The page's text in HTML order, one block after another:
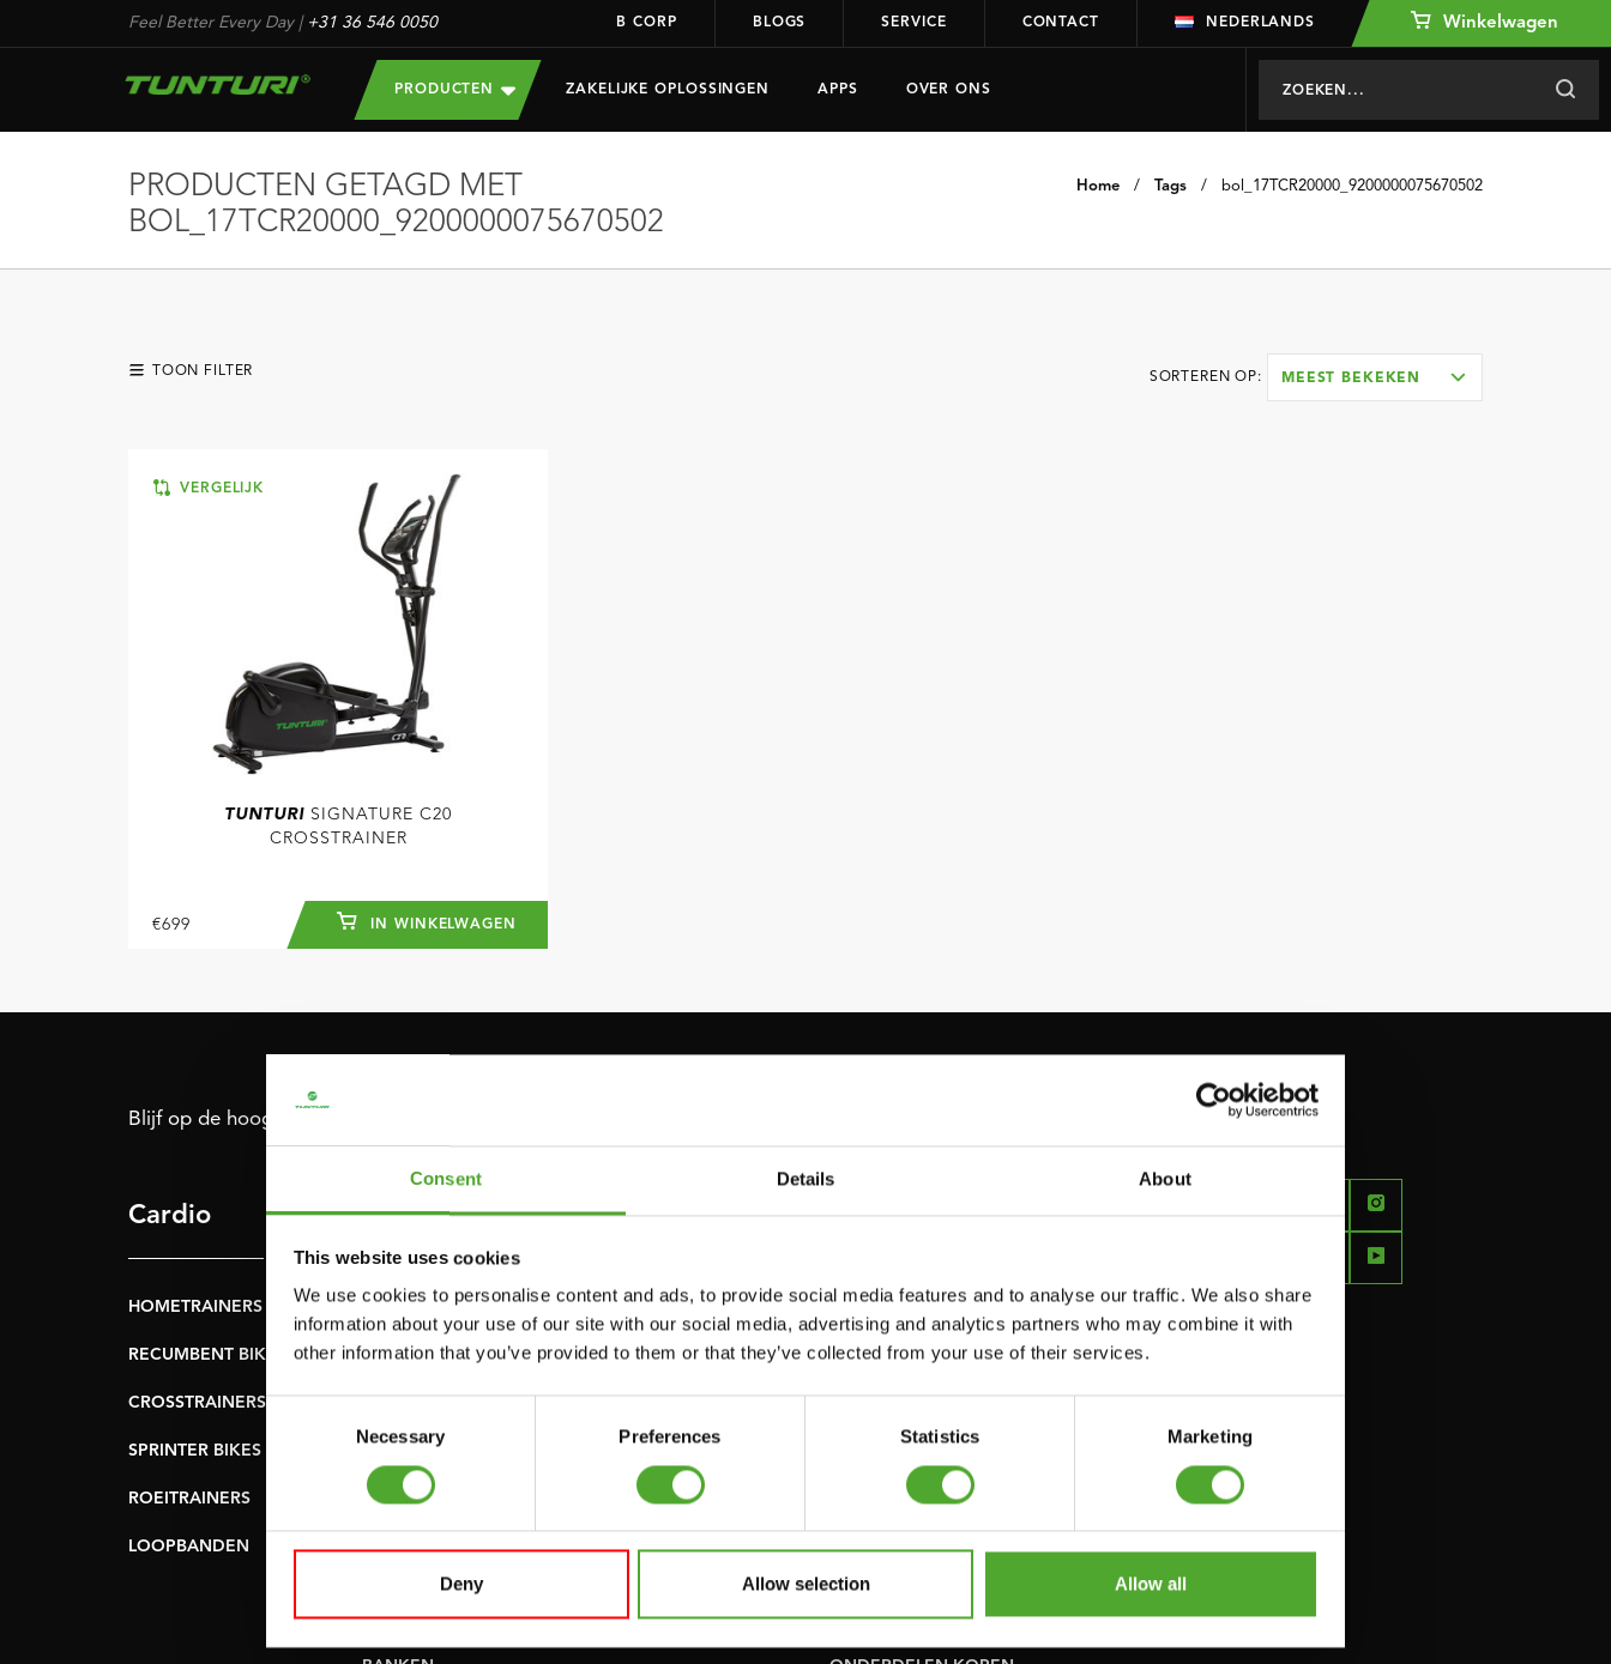
Consent Details About
This website uses cookies
We use cookies to personalise content and ads, to provide social media features and to analyse our traffic. We also share
information about your use of our site with our social media, advertising and analytics partners who may combine it with
other information that you’ve provided to them or that they’ve collected from your use of their services.
Consent
Necessary Preferences Statistics Marketing
Deny Allow selection Allow all
Feel Better Every Day| +31 36 546 0050 B CORP BLOGS SERVICE CONTACT NEDERLANDS Winkelwagen
PRODUCTEN ZAKELIJKE OPLOSSINGEN APPS OVER ONS
Home / Tags / bol_17TCR20000_9200000075670502
PRODUCTEN GETAGD MET
BOL_17TCR20000_9200000075670502
TOON FILTER SORTEREN OP: MEEST BEKEKEN
VERGELIJK
TUNTURI SIGNATURE C20
CROSSTRAINER
€699 IN WINKELWAGEN
Blijf op de hoogte: schrijf je in voor onze nieuwsbrief!
Cardio
HOMETRAINERS
RECUMBENT BIKES
CROSSTRAINERS
SPRINTER BIKES
ROEITRAINERS
LOOPBANDEN
Kracht
POWER TOWERS
BUIK- & RUGTRAINERS
VLAKKE BANKEN
KRACHT STATIONS
SMITH MACHINES
PULLEY STATIONS
VERSTELBARE
Accessoires
FUNCTIONAL
TRAINING
GEWICHTEN
WEERSTANDSTRAINING
BEHENDIGHEID
YOGA & PILATES
Service
BESTELLING
HERROEPEN
ACCOUNT
PRODUCTHANDLEIDINGEN
OUDE
PROBLEEM MELDEN
FEEL
DAY